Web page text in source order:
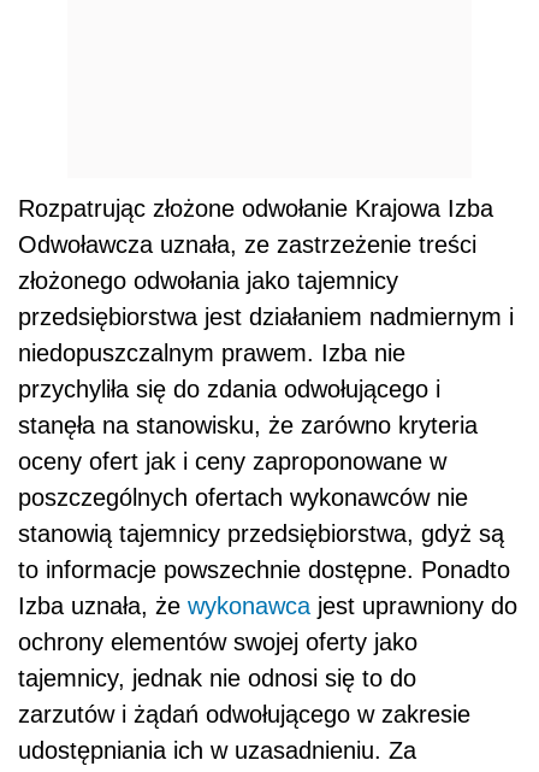
Rozpatrując złożone odwołanie Krajowa Izba
Odwoławcza uznała, ze zastrzeżenie treści
złożonego odwołania jako tajemnicy
przedsiębiorstwa jest działaniem nadmiernym i
niedopuszczalnym prawem. Izba nie
przychyliła się do zdania odwołującego i
stanęła na stanowisku, że zarówno kryteria
oceny ofert jak i ceny zaproponowane w
poszczególnych ofertach wykonawców nie
stanowią tajemnicy przedsiębiorstwa, gdyż są
to informacje powszechnie dostępne. Ponadto
Izba uznała, że wykonawca jest uprawniony do
ochrony elementów swojej oferty jako
tajemnicy, jednak nie odnosi się to do
zarzutów i żądań odwołującego w zakresie
udostępniania ich w uzasadnieniu. Za